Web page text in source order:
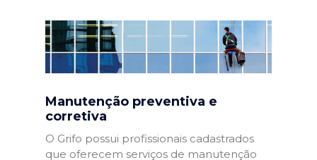
Manutenção preventiva e
corretiva
O Grifo possui profissionais cadastrados
que oferecem serviços de manutenção